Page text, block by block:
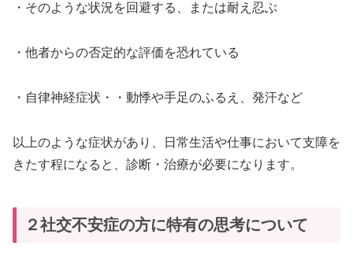
・そのような状況を回避する、または耐え忍ぶ
・他者からの否定的な評価を恐れている
・自律神経症状・・動悸や手足のふるえ、発汗など
以上のような症状があり、日常生活や仕事において支障を
きたす程になると、診断・治療が必要になります。
２社交不安症の方に特有の思考について